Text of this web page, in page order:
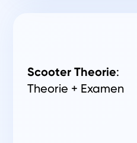
Scooter Theorie:
Theorie + Examen